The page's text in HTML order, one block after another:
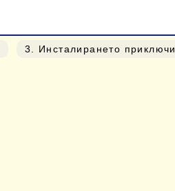
3 . Инсталирането приключи